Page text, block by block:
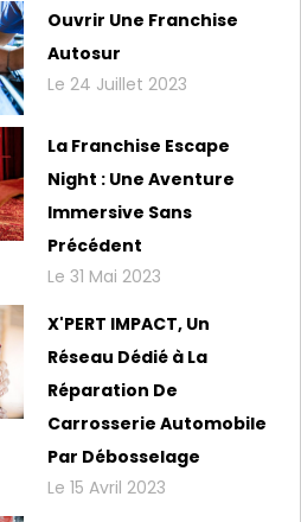
Ouvrir Une Franchise
Autosur
Le 24 Juillet 2023
La Franchise Escape
Night : Une Aventure
Immersive Sans
Précédent
Le 31 Mai 2023
X'PERT IMPACT, Un
Réseau Dédié à La
Réparation De
Carrosserie Automobile
Par Débosselage
Le 15 Avril 2023